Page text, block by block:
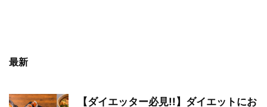
最新
【ダイエッター必見!!】ダイエットにお